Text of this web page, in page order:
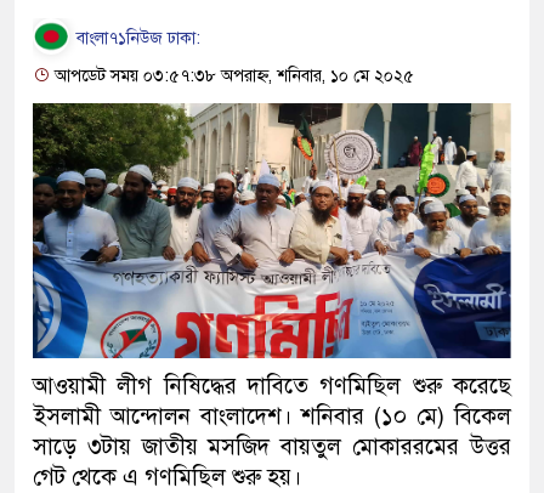
বাংলা৭১নিউজ ঢাকা:
আপডেট সময় ০৩:৫৭:৩৮ অপরাহ্ন, শনিবার, ১০ মে ২০২৫
আওয়ামী লীগ নিষিদ্ধের দাবিতে গণমিছিল শুরু করেছে
ইসলামী আন্দোলন বাংলাদেশ। শনিবার (১০ মে) বিকেল
সাড়ে ৩টায় জাতীয় মসজিদ বায়তুল মোকাররমের উত্তর
গেট থেকে এ গণমিছিল শুরু হয়।